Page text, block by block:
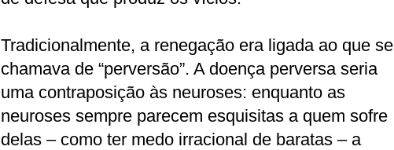
Tradicionalmente, a renegação era ligada ao que se
chamava de “perversão”. A doença perversa seria
uma contraposição às neuroses: enquanto as
neuroses sempre parecem esquisitas a quem sofre
delas – como ter medo irracional de baratas – a